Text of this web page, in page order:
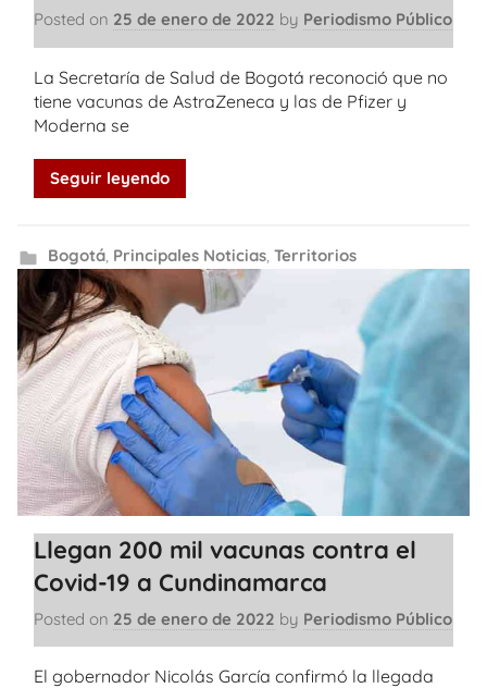
Posted on 25 de enero de 2022 by Periodismo Público
La Secretaría de Salud de Bogotá reconoció que no
tiene vacunas de AstraZeneca y las de Pfizer y
Moderna se
Seguir leyendo
Bogotá, Principales Noticias, Territorios
Llegan 200 mil vacunas contra el
Covid-19 a Cundinamarca
Posted on 25 de enero de 2022 by Periodismo Público
El gobernador Nicolás García confirmó la llegada